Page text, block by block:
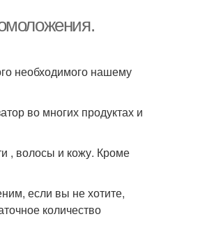
необходимого нашему
во многих продуктах и
, волосы и кожу. Кроме
если вы не хотите,
количество